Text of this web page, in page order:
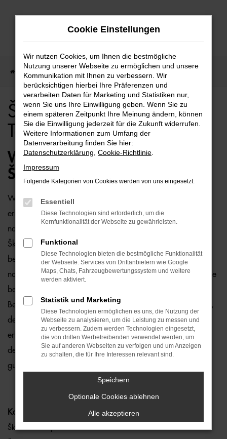
Zum
Startseite Berlin Škoda Škoda Kodiaq für Berlin Top Angebote
Škoda Kodiaq für Berlin
Top Angebote
WIE WÄRE ES MIT EINEM
ŠKODA KODIAQ FÜR BERLIN?
Wer zu uns und damit zur Auto-Familie Ostermaier kommt,
erhält viele Vorschläge rund um die Mobilität. Das gilt
natürlich auch für Berlin und Umgebung, wo wir gerne den
Škoda Kodiaq empfehlen. Die Rede ist von einem rundum
bewährten und zuverlässigen Fahrzeug, das perfekt zu
nahezu jedem Anspruch in Berlin passt. Gerne lassen wir Sie
bei uns vor Ort einsteigen oder übernehmen die komplette
Beratung auf digitalem Weg. Der Vorteil liegt auf der Hand,
denn so erhalten Sie Ihren Škoda Kodiaq frei Haus und
erfreuen sich an der direkten Lieferung nach Berlin ohne für
den Autokauf Ihre eigenen vier Wände zu verlassen. Klingt
gut? Dann kontaktieren Sie uns noch heute.
Kategorie
Škoda Kodiaq Berlin
Cookie Einstellungen
Wir nutzen Cookies, um Ihnen die bestmögliche
Nutzung unserer Webseite zu ermöglichen und unsere
Kommunikation mit Ihnen zu verbessern. Wir
berücksichtigen hierbei Ihre Präferenzen und
verarbeiten Daten für Marketing und Statistiken nur,
wenn Sie uns Ihre Einwilligung geben. Wenn Sie zu
einem späteren Zeitpunkt Ihre Meinung ändern, können
Sie die Einwilligung jederzeit für die Zukunft widerrufen.
Weitere Informationen zum Umfang der
Datenverarbeitung finden Sie hier:
Datenschutzerklärung Cookie-Richtlinie
Impressum
Folgende Kategorien von Cookies werden von uns eingesetzt:
Essentiell
Diese Technologien sind erforderlich, um die
Kernfunktionalität der Webseite zu gewährleisten.
Funktional
Diese Technologien bieten die bestmögliche Funktionalität
der Webseite. Services von Drittanbietern wie Google
Maps, Chats, Fahrzeugbewertungssystem und weitere
werden aktiviert.
Statistik und Marketing
Diese Technologien ermöglichen es uns, die Nutzung der
Webseite zu analysieren, um die Leistung zu messen und
zu verbessern. Zudem werden Technologien eingesetzt,
die von dritten Werbetreibenden verwendet werden, um
Sie auf anderen Webseiten zu verfolgen und um Anzeigen
zu schalten, die für Ihre Interessen relevant sind.
Speichern
Optionale Cookies ablehnen
Alle akzeptieren